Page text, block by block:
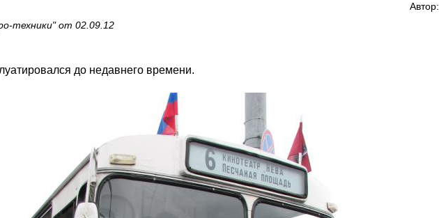
Автор:
техники" от 02.09.12
до недавнего времени.